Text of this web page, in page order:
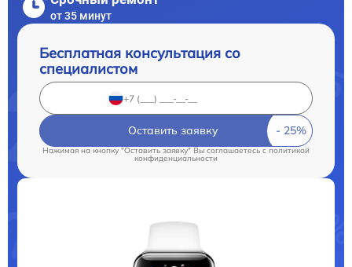
от 35 минут
Бесплатная консультация со
специалистом
Оставить заявку
Нажимая на кнопку "Оставить заявку" Вы соглашаетесь cполитикой
конфиденциальности